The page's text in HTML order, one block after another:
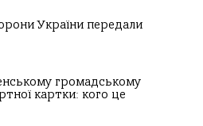
України передали
громадському
картки: кого це